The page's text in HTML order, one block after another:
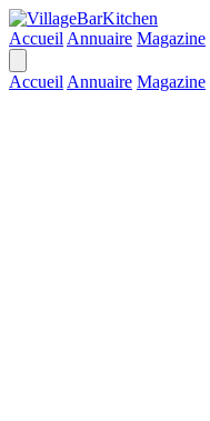
Accueil Annuaire Magazine
Accueil Annuaire Magazine